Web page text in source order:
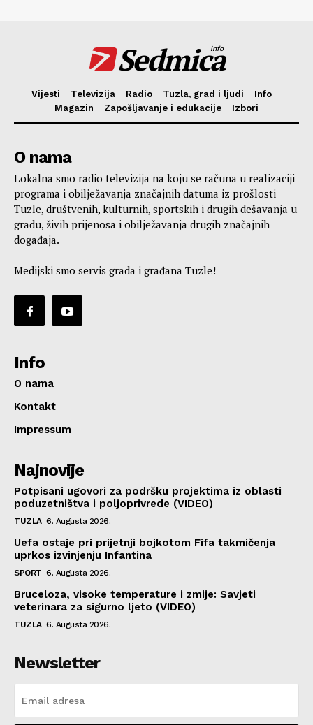
Sedmica
info
Vijesti Televizija Radio Tuzla, grad i ljudi
Info
Magazin
Zapošljavanje i edukacije Izbori
O nama
Lokalna smo radio televizija na koju se računa u realizaciji
programa i obilježavanja značajnih datuma iz prošlosti
Tuzle, društvenih, kulturnih, sportskih i drugih dešavanja u
gradu, živih prijenosa i obilježavanja drugih značajnih
događaja.
Medijski smo servis grada i građana Tuzle!
Info
O nama
Kontakt
Impressum
Najnovije
Potpisani ugovori za podršku projektima iz oblasti
poduzetništva i poljoprivrede (VIDEO)
TUZLA 6. Augusta 2026.
Uefa ostaje pri prijetnji bojkotom Fifa takmičenja
uprkos izvinjenju Infantina
SPORT 6. Augusta 2026.
Bruceloza, visoke temperature i zmije: Savjeti
veterinara za sigurno ljeto (VIDEO)
TUZLA 6. Augusta 2026.
Newsletter